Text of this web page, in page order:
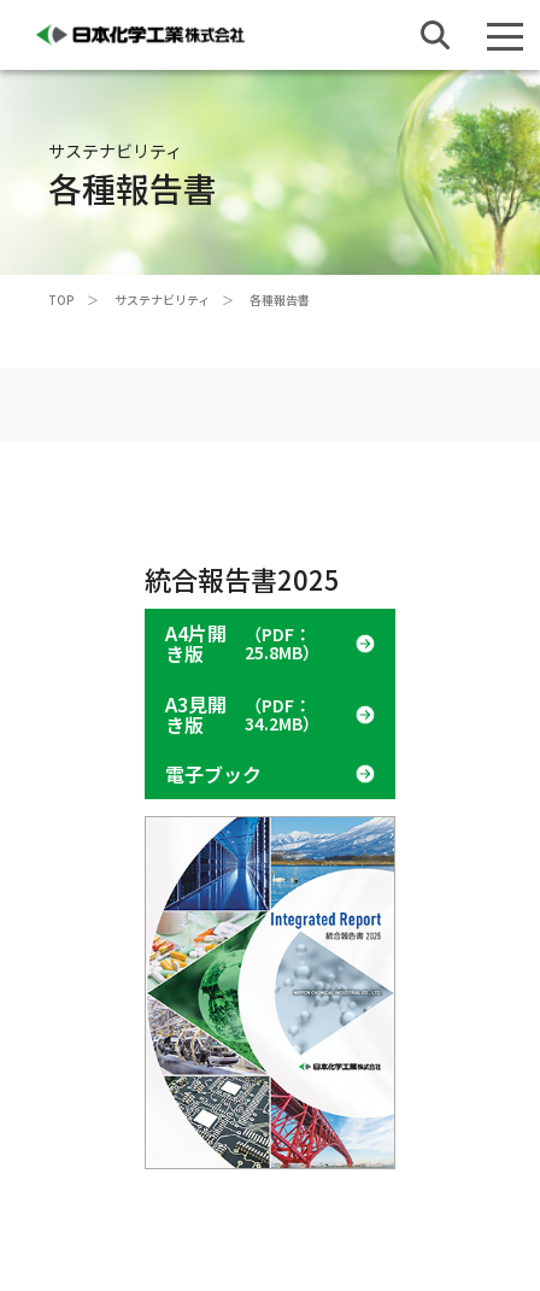
サステナビリティ
各種報告書
TOP サステナビリティ 各種報告書
統合報告書2025
A4片開
き版
（PDF：
25.8MB）
A3見開
き版
（PDF：
34.2MB）
電子ブック